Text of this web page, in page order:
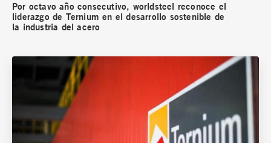
Por octavo año consecutivo, worldsteel reconoce el
liderazgo de Ternium en el desarrollo sostenible de
la industria del acero